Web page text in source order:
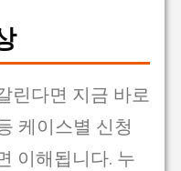
린다면 지금 바로
케이스별 신청
이해됩니다. 누